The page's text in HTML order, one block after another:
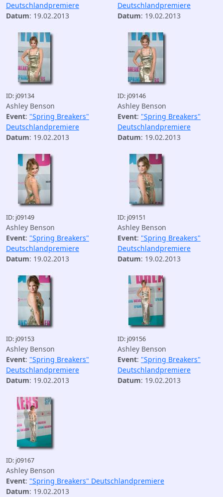
Deutschlandpremiere
Datum: 19.02.2013
Deutschlandpremiere
Datum: 19.02.2013
ID: j09134
Ashley Benson
Event: "Spring Breakers"
Deutschlandpremiere
Datum: 19.02.2013
ID: j09146
Ashley Benson
Event: "Spring Breakers"
Deutschlandpremiere
Datum: 19.02.2013
ID: j09149
Ashley Benson
Event: "Spring Breakers"
Deutschlandpremiere
Datum: 19.02.2013
ID: j09151
Ashley Benson
Event: "Spring Breakers"
Deutschlandpremiere
Datum: 19.02.2013
ID: j09153
Ashley Benson
Event: "Spring Breakers"
Deutschlandpremiere
Datum: 19.02.2013
ID: j09156
Ashley Benson
Event: "Spring Breakers"
Deutschlandpremiere
Datum: 19.02.2013
ID: j09167
Ashley Benson
Event: "Spring Breakers" Deutschlandpremiere
Datum: 19.02.2013